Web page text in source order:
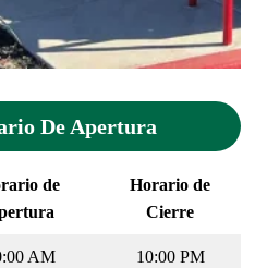
De Apertura
de
Horario de
Cierre
AM 10:00 PM